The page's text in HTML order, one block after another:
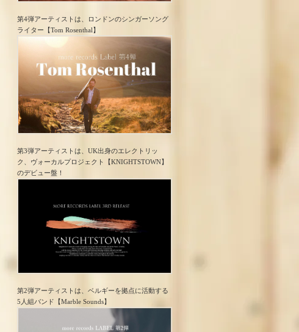
第4弾アーティストは、ロンドンのシンガーソング
ライター【Tom Rosenthal】
第3弾アーティストは、UK出身のエレクトリッ
ク、ヴォーカルプロジェクト【KNIGHTSTOWN】
のデビュー盤！
第2弾アーティストは、ベルギーを拠点に活動する
5人組バンド【Marble Sounds】